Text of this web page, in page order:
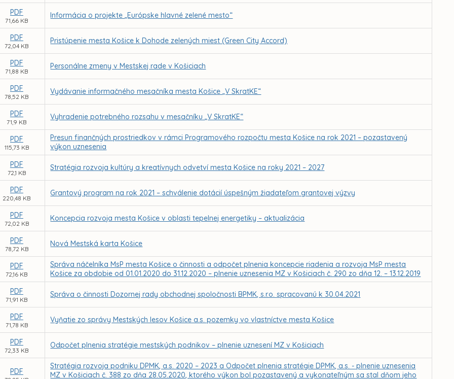
PDF
71,66 KB
Informácia o projekte „Európske hlavné zelené mesto“
PDF
72,04 KB
Pristúpenie mesta Košice k Dohode zelených miest (Green City Accord)
PDF
71,88 KB
Personálne zmeny v Mestskej rade v Košiciach
PDF
78,52 KB
Vydávanie informačného mesačníka mesta Košice „V SkratKE“
PDF
71,9 KB
Vyhradenie potrebného rozsahu v mesačníku „V SkratKE“
PDF
115,73 KB
Presun finančných prostriedkov v rámci Programového rozpočtu mesta Košice na rok 2021 – pozastavený
výkon uznesenia
PDF
72,1 KB
Stratégia rozvoja kultúry a kreatívnych odvetví mesta Košice na roky 2021 – 2027
PDF
220,48 KB
Grantový program na rok 2021 – schválenie dotácií úspešným žiadateľom grantovej výzvy
PDF
72,02 KB
Koncepcia rozvoja mesta Košice v oblasti tepelnej energetiky – aktualizácia
PDF
78,72 KB
Nová Mestská karta Košice
PDF
72,16 KB
Správa náčelníka MsP mesta Košice o činnosti a odpočet plnenia koncepcie riadenia a rozvoja MsP mesta
Košice za obdobie od 01.01.2020 do 31.12.2020 – plnenie uznesenia MZ v Košiciach č. 290 zo dňa 12. – 13.12.2019
PDF
71,91 KB
Správa o činnosti Dozornej rady obchodnej spoločnosti BPMK, s.r.o. spracovanú k 30.04.2021
PDF
71,78 KB
Vyňatie zo správy Mestských lesov Košice a.s. pozemky vo vlastníctve mesta Košice
PDF
72,33 KB
Odpočet plnenia stratégie mestských podnikov – plnenie uznesení MZ v Košiciach
PDF
Stratégia rozvoja podniku DPMK, a.s. 2020 – 2023 a Odpočet plnenia stratégie DPMK, a.s. - plnenie uznesenia
MZ v Košiciach č. 388 zo dňa 28.05.2020, ktorého výkon bol pozastavený a vykonateľným sa stal dňom jeho